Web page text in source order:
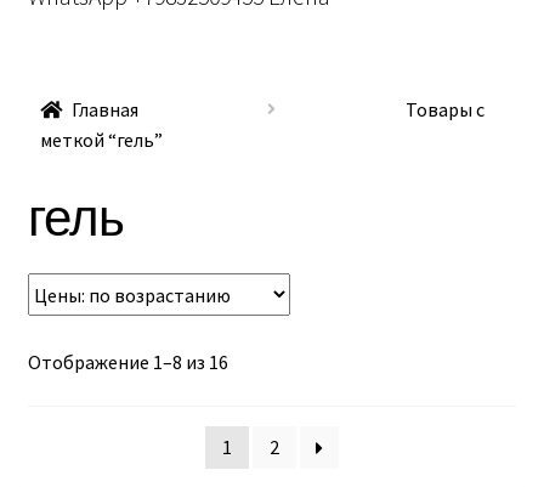
Главная
Товары с
меткой “гель”
гель
Отображение 1–8 из 16
1 2